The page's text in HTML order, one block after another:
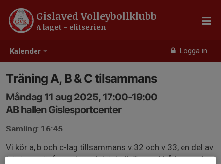
Kalender Logga in
Gislaved Volleybollklubb
A laget - elitserien
Träning A, B & C tilsammans
Måndag 11 aug 2025, 17:00-19:00
AB hallen Gislesportcenter
Samling: 16:45
Vi kör a, b och c-lag tillsammans v.32 och v.33, en del av
träningen är fys och en del är boll. Ta med både inomhus